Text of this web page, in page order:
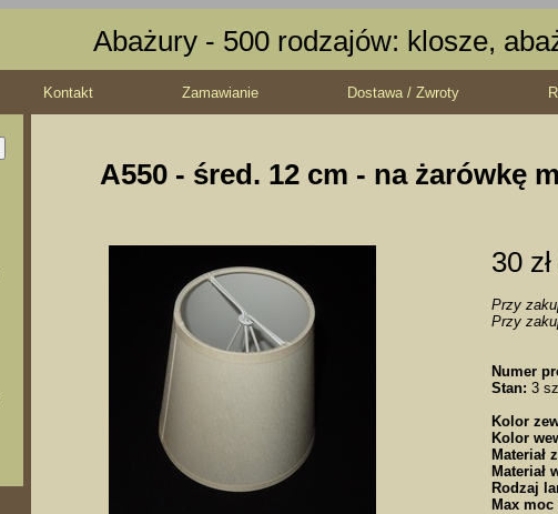
Abażury - 500 rodzajów: klosze,
Kontakt Zamawianie Dostawa / Zwroty
A550 - śred. 12 cm - na żarówkę
30 zł
Przy
Przy
Numer
Stan: 3
Kolor
Kolor
Materiał
Materiał
Rodzaj
Max